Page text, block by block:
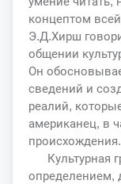
концептом
Э.Д.Хирш
общении
Он
сведений и
реалий,
американец, в
происхождения.
Культурная
определением,